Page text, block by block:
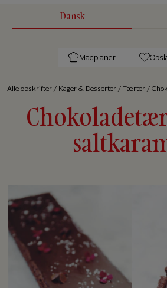
Dansk
Madplaner
Alle op­skrif­ter / Kager & Desserter / Tærter /